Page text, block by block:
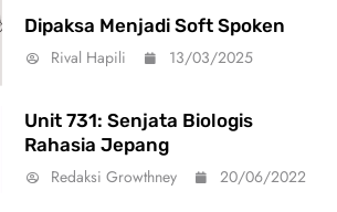
Dipaksa Menjadi Soft Spoken
Rival Hapili
13/03/2025
Unit 731: Senjata Biologis
Rahasia Jepang
Redaksi Growthney
20/06/2022